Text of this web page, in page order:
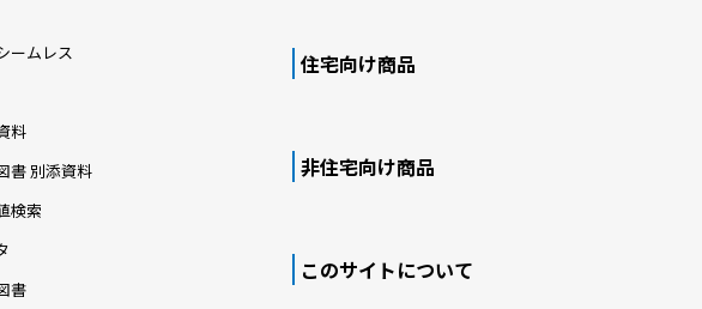
ームレス
料
書 別添資料
検索
書
住宅向け商品
非住宅向け商品
このサイトについて